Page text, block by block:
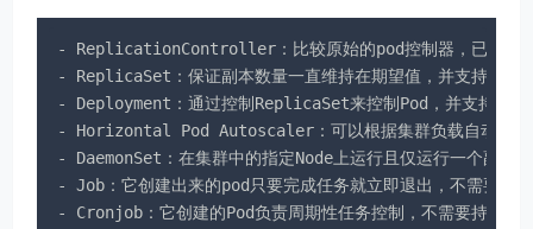
- ReplicationController：比较原始的pod控制器，已经被
- ReplicaSet：保证副本数量一直维持在期望值，并支持pod
- Deployment：通过控制ReplicaSet来控制Pod，并支持滚动
- Horizontal Pod Autoscaler：可以根据集群负载自动水平
- DaemonSet：在集群中的指定Node上运行且仅运行一个副本
- Job：它创建出来的pod只要完成任务就立即退出，不需要重
- Cronjob：它创建的Pod负责周期性任务控制，不需要持续后